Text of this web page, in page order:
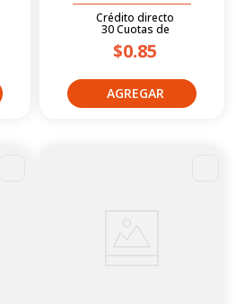
Crédito directo
30Cuotas de
$0.85